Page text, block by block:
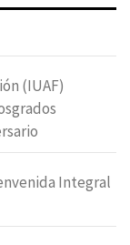
(IUAF)
Integral